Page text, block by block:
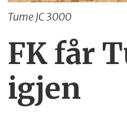
Tume JC 3000
FK får
igjen